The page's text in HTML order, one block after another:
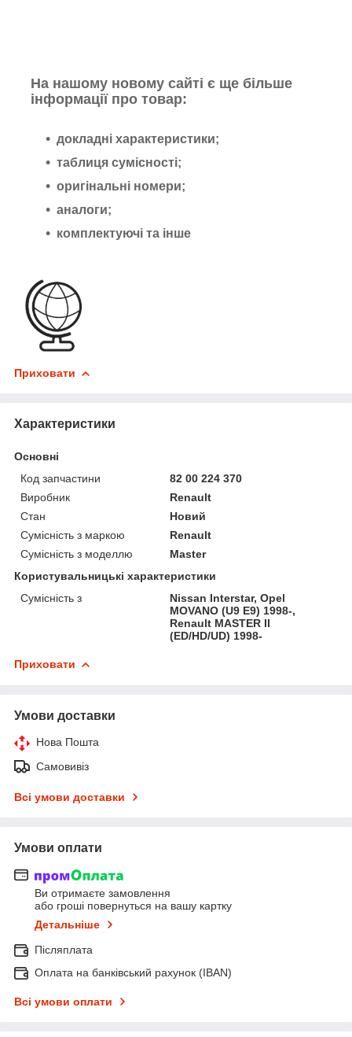
На нашому новому сайті є ще більше
інформації про товар:
докладні характеристики;
таблиця сумісності;
оригінальні номери;
аналоги;
комплектуючі та інше
Приховати
Характеристики
Основні
Код запчастини
82 00 224 370
Виробник
Renault
Стан
Новий
Сумісність з маркою
Renault
Сумісність з моделлю
Master
Користувальницькі характеристики
Сумісність з
Nissan Interstar, Opel
MOVANO (U9 E9) 1998-,
Renault MASTER II
(ED/HD/UD) 1998-
Приховати
Умови доставки
Нова Пошта
Самовивіз
Всі умови доставки
Умови оплати
Ви отримаєте замовлення
або гроші повернуться на вашу картку
Детальніше
Післяплата
Оплата на банківський рахунок (IBAN)
Всі умови оплати